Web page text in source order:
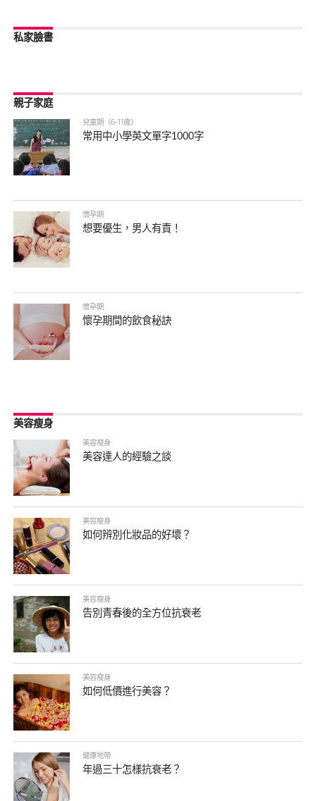
私家臉書
親子家庭
兒童期（6-11歲）
常用中小學英文單字1000字
懷孕期
想要優生，男人有責！
懷孕期
懷孕期間的飲食秘訣
美容瘦身
美容瘦身
美容達人的經驗之談
美容瘦身
如何辨別化妝品的好壞？
美容瘦身
告別青春後的全方位抗衰老
美容瘦身
如何低價進行美容？
健康地帶
年過三十怎樣抗衰老？